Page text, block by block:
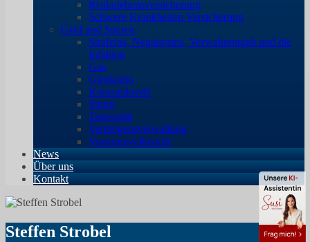
Risikolebensversicherung
Schwere Krankheiten Versicherung
Geld und Sparen
Strafzins, Negativzins, Verwahrentgelt und die
Infaltion
Gas
Girokonto
Konsumkredit
Strom
Tagesgeld
Vermögensverwaltung
Vorsorgevollmacht
News
Über uns
Kontakt
Steffen Strobel